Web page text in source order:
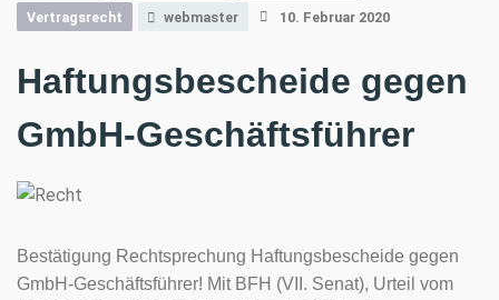
Vertragsrecht webmaster 10. Februar 2020
Haftungsbescheide gegen
GmbH-Geschäftsführer
Bestätigung Rechtsprechung Haftungsbescheide gegen
GmbH-Geschäftsführer! Mit BFH (VII. Senat), Urteil vom